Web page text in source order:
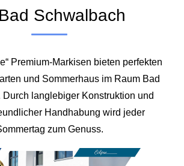
Schwalbach
Premium-Markisen bieten perfekten
und Sommerhaus im Raum Bad
Durch langlebiger Konstruktion und
Handhabung wird jeder
zum Genuss.